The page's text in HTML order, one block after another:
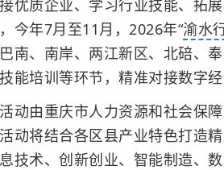
优质企业、学习行业技能、拓
今年7月至11月，2026年“渝水
南、南岸、两江新区、北碚、
能培训等环节，精准对接数字
动由重庆市人力资源和社会保
动将结合各区县产业特色打造
技术、创新创业、智能制造、